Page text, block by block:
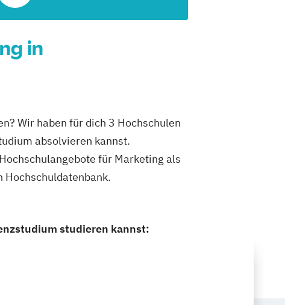
in
Wir haben für dich 3 Hochschulen
absolvieren kannst.
für Marketing als
Hochschuldatenbank.
studieren kannst: